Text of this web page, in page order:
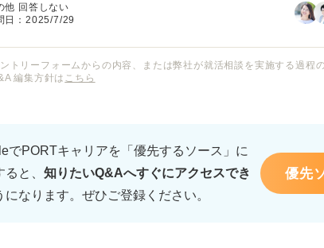
短所として話す場合、どのように伝えれば良いの
、冷静な性格が長所として重宝される業界や職種
えていただきたいです。
他 回答しない
日：2025/7/29
トリーフォームからの内容、または弊社が就活相談を実施する過程
編集方針は こちら
でPORTキャリアを「優先するソース」に
と、 知りたいQ&Aへすぐにアクセスでき
になります。ぜひご登録ください。
優先